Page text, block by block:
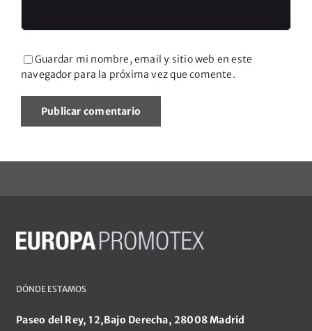
Guardar mi nombre, email y sitio web en este
navegador para la próxima vez que comente.
DÓNDE ESTAMOS
Paseo del Rey, 12,Bajo Derecha, 28008 Madrid